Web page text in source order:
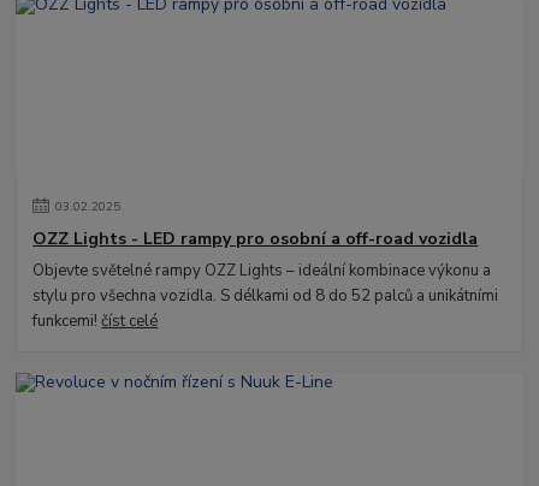
03.02.2025
OZZ Lights - LED rampy pro osobní a off-road vozidla
Objevte světelné rampy OZZ Lights – ideální kombinace výkonu a
stylu pro všechna vozidla. S délkami od 8 do 52 palců a unikátními
funkcemi!číst celé